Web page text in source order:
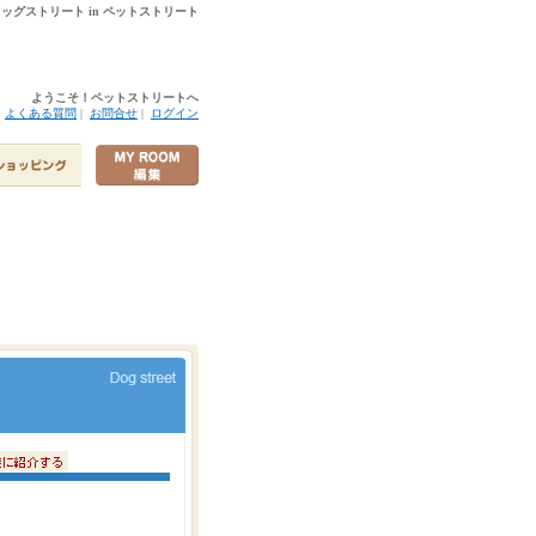
グストリート in ペットストリート
ようこそ！ペットストリートへ
よくある質問 | お問合せ | ログイン